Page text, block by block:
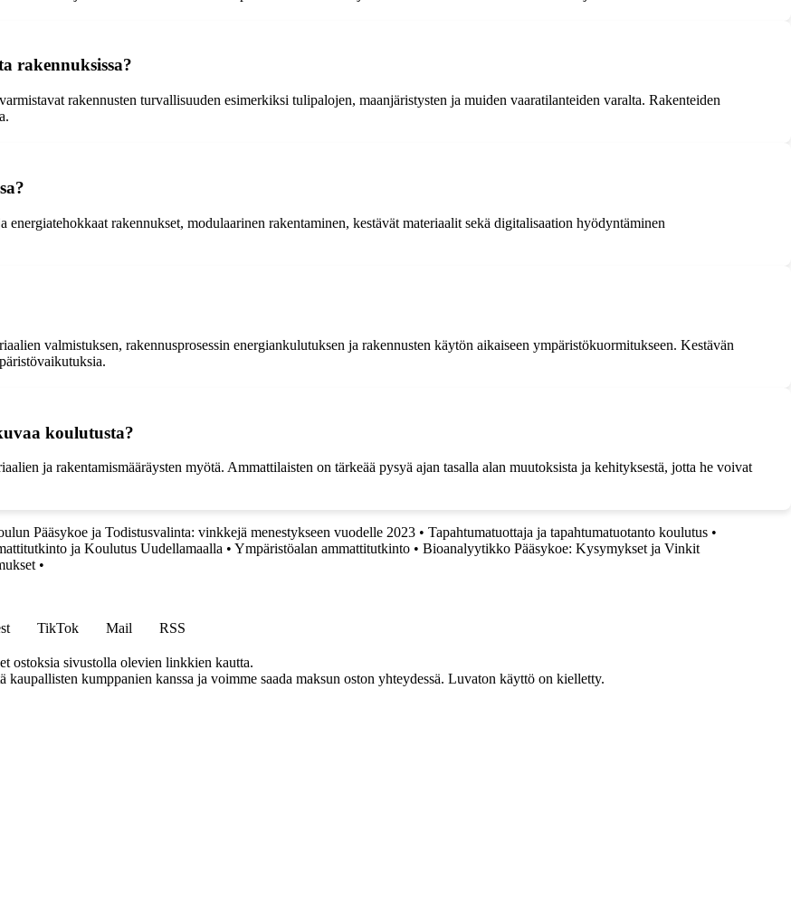
rakennuksissa?
rakennusten turvallisuuden esimerkiksi tulipalojen, maanjäristysten ja muiden vaaratilanteiden varalta. Rakenteiden
rakennukset, modulaarinen rakentaminen, kestävät materiaalit sekä digitalisaation hyödyntäminen
valmistuksen, rakennusprosessin energiankulutuksen ja rakennusten käytön aikaiseen ympäristökuormitukseen. Kestävän
koulutusta?
ja rakentamismääräysten myötä. Ammattilaisten on tärkeää pysyä ajan tasalla alan muutoksista ja kehityksestä, jotta he voivat
Pääsykoe ja Todistusvalinta: vinkkejä menestykseen vuodelle 2023 • Tapahtumatuottaja ja tapahtumatuotanto koulutus •
ja Koulutus Uudellamaalla • Ympäristöalan ammattitutkinto • Bioanalyytikko Pääsykoe: Kysymykset ja Vinkit
•
TikTok Mail
RSS
ostoksia sivustolla olevien linkkien kautta.
kumppanien kanssa ja voimme saada maksun oston yhteydessä. Luvaton käyttö on kielletty.